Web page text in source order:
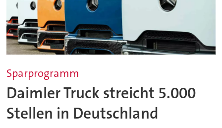
Sparprogramm
Daimler Truck streicht 5.000
Stellen in Deutschland